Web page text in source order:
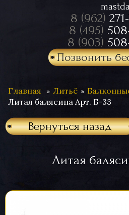
8 (962)
8 (495)
8 (903)
Позвонить
Главная Литьё
Литая балясина Арт. Б-33
Вернуться назад
Литая